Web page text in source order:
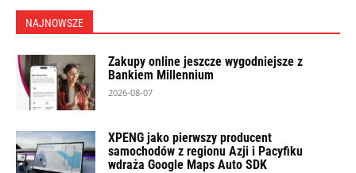
NAJNOWSZE
Zakupy online jeszcze wygodniejsze z
Bankiem Millennium
2026-08-07
XPENG jako pierwszy producent
samochodów z regionu Azji i Pacyfiku
wdraża Google Maps Auto SDK